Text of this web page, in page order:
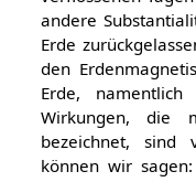
andere
Erde
den
Erde,
Wirkungen, die
bezeichnet, sind
können wir